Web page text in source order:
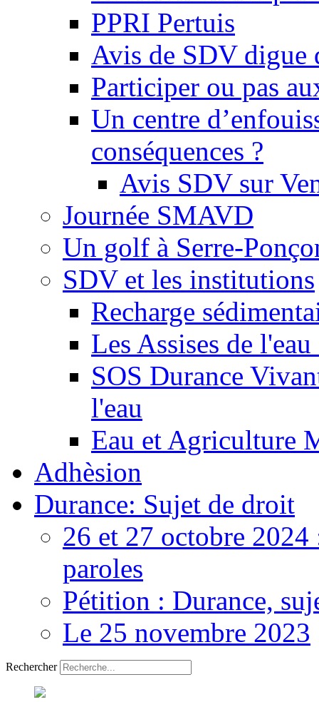
PPRI Pertuis
Avis de SDV digue
Participer ou pas
Un centre
conséquences ?
Avis SDV sur
Journée SMAVD
Un golf à Serre-
SDV et les institutions
Recharge
Les Assises de
SOS Durance
l'eau
Eau et Agriculture
Adhèsion
Durance: Sujet de droit
26 et 27 octobre 2024
paroles
Pétition : Durance,
Le 25 novembre 2023
Rechercher